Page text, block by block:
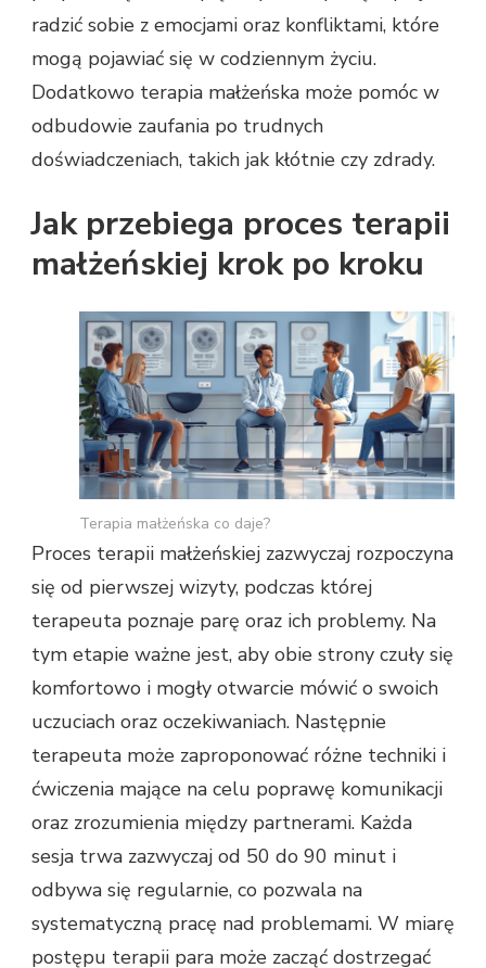
radzić sobie z emocjami oraz konfliktami, które
mogą pojawiać się w codziennym życiu.
Dodatkowo terapia małżeńska może pomóc w
odbudowie zaufania po trudnych
doświadczeniach, takich jak kłótnie czy zdrady.
Jak przebiega proces terapii
małżeńskiej krok po kroku
Terapia małżeńska co daje?
Proces terapii małżeńskiej zazwyczaj rozpoczyna
się od pierwszej wizyty, podczas której
terapeuta poznaje parę oraz ich problemy. Na
tym etapie ważne jest, aby obie strony czuły się
komfortowo i mogły otwarcie mówić o swoich
uczuciach oraz oczekiwaniach. Następnie
terapeuta może zaproponować różne techniki i
ćwiczenia mające na celu poprawę komunikacji
oraz zrozumienia między partnerami. Każda
sesja trwa zazwyczaj od 50 do 90 minut i
odbywa się regularnie, co pozwala na
systematyczną pracę nad problemami. W miarę
postępu terapii para może zacząć dostrzegać